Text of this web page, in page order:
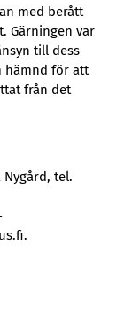
med berått
Gärningen var
till dess
hämnd för att
från det
tel.